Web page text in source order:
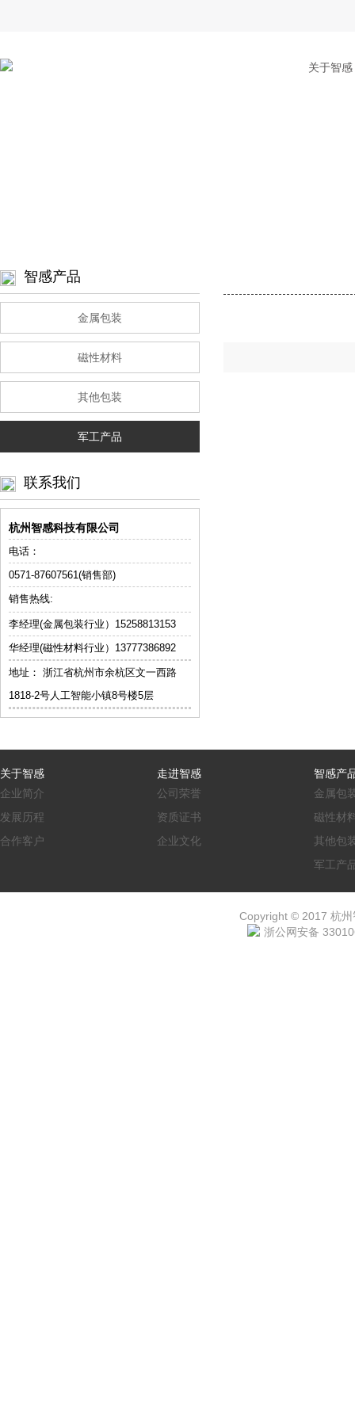
关于智感
智感产品
金属包装
磁性材料
其他包装
军工产品
联系我们
杭州智感科技有限公司
电话：
0571-87607561(销售部)
销售热线:
李经理(金属包装行业） 15258813153
华经理(磁性材料行业）13777386892
地址： 浙江省杭州市余杭区文一西路
1818-2号人工智能小镇8号楼5层
关于智感
企业简介
发展历程
合作客户
走进智感
公司荣誉
资质证书
企业文化
智感产
金属包
磁性材
其他包
军工产
Copyright © 2017 杭
浙公网安备